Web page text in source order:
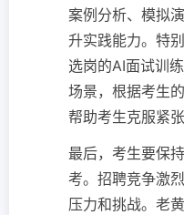
案例分析、模拟
升实践能力。特
选岗的AI面试训
场景，根据考生
帮助考生克服紧
最后，考生要保
考。招聘竞争激
压力和挑战。老